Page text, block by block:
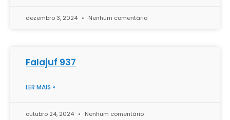
dezembro 3, 2024 Nenhum comentário
Falajuf 937
LER MAIS »
outubro 24, 2024 Nenhum comentário